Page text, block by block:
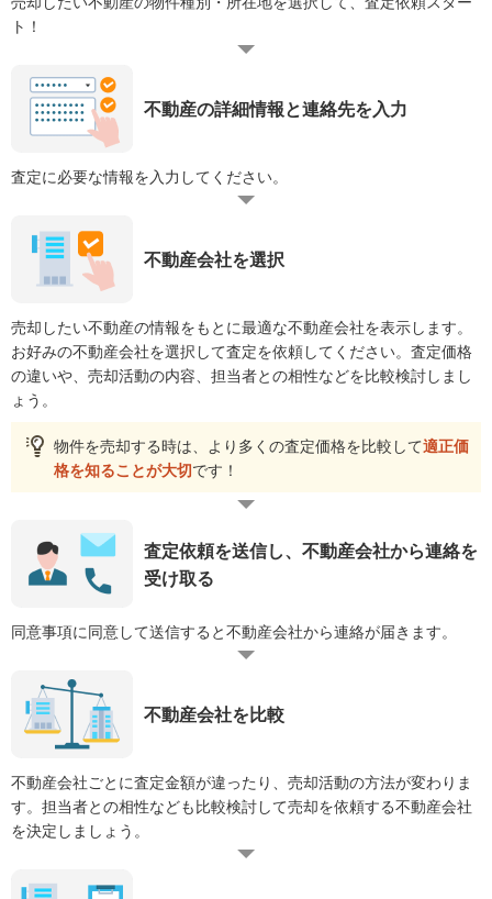
ト！
不動産の詳細情報と連絡先を入力
査定に必要な情報を入力してください。
不動産会社を選択
売却したい不動産の情報をもとに最適な不動産会社を表示します。
お好みの不動産会社を選択して査定を依頼してください。査定価格
の違いや、売却活動の内容、担当者との相性などを比較検討しまし
ょう。
物件を売却する時は、より多くの査定価格を比較して適正価
格を知ることが大切です！
査定依頼を送信し、不動産会社から連絡を
受け取る
同意事項に同意して送信すると不動産会社から連絡が届きます。
不動産会社を比較
不動産会社ごとに査定金額が違ったり、売却活動の方法が変わりま
す。担当者との相性なども比較検討して売却を依頼する不動産会社
を決定しましょう。